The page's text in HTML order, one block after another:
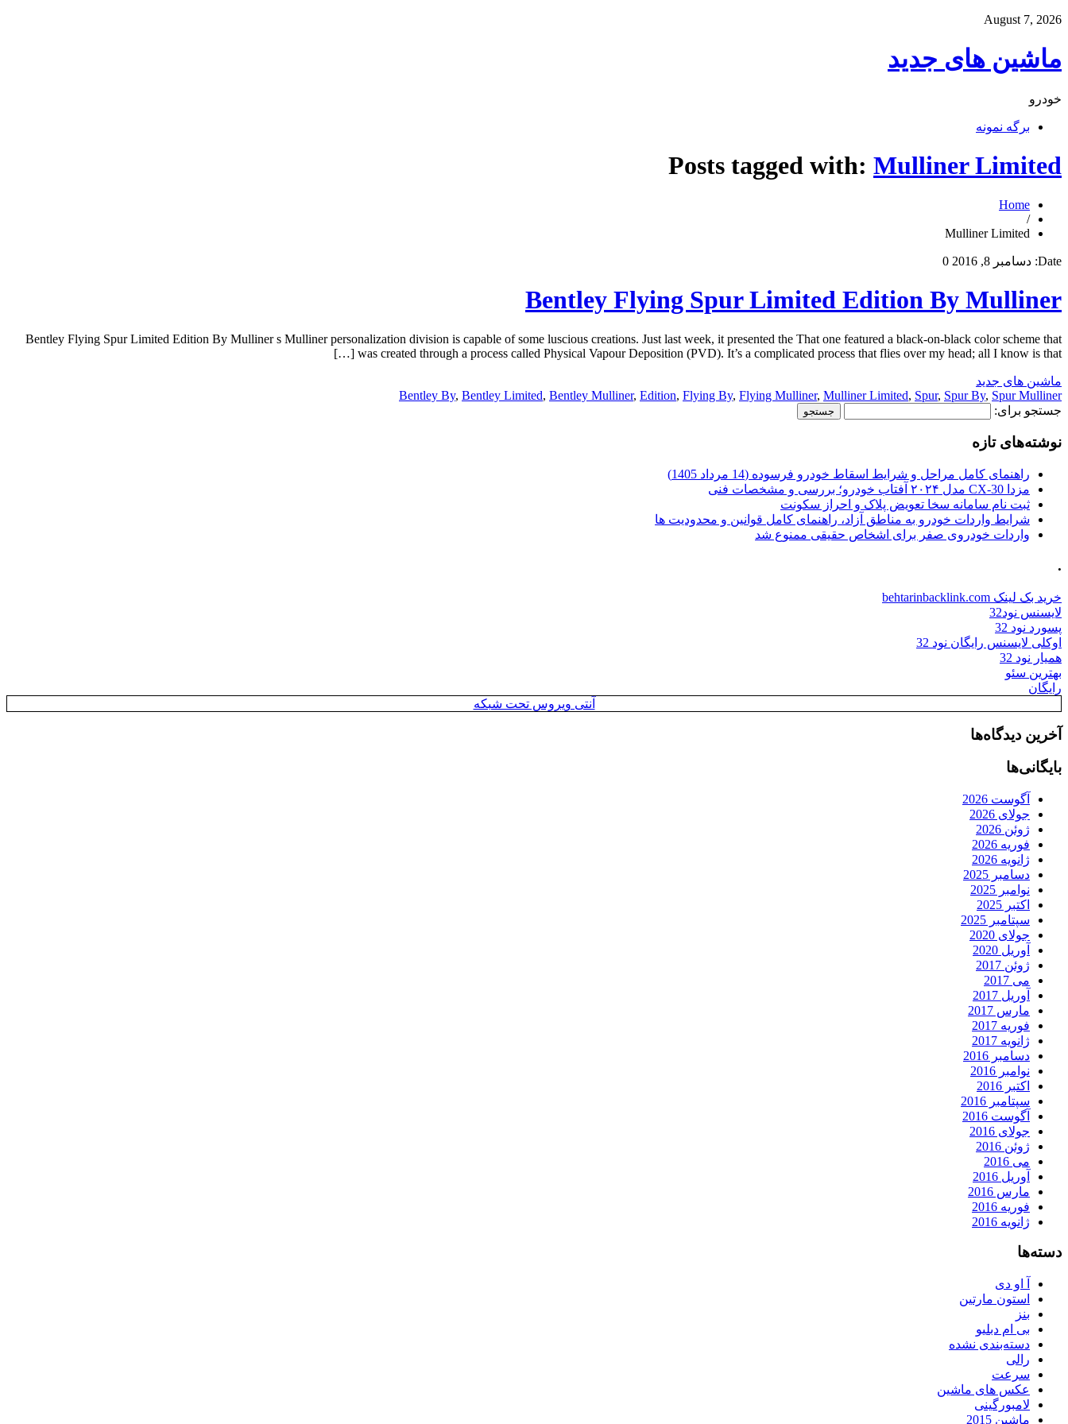
August 7, 2026
ماشین های جدید
خودرو
برگه نمونه
Posts tagged with: Mulliner Limited
Home
/
Mulliner Limited
Date: دسامبر 8, 2016 0
Bentley Flying Spur Limited Edition By Mulliner
Bentley Flying Spur Limited Edition By Mulliner s Mulliner personalization division is capable of some luscious creations. Just last week, it presented the That one featured a black-on-black color scheme that
was created through a process called Physical Vapour Deposition (PVD). It’s a complicated process that flies over my head; all I know is that […]
ماشین های جدید
Bentley By, Bentley Limited, Bentley Mulliner, Edition, Flying By, Flying Mulliner, Mulliner Limited, Spur, Spur By, Spur Mulliner
جستجو برای:
نوشته‌های تازه
راهنمای کامل مراحل و شرایط اسقاط خودرو فرسوده (14 مرداد 1405)
مزدا CX-30 مدل ۲۰۲۴ آفتاب خودرو؛ بررسی و مشخصات فنی
ثبت نام سامانه سخا تعویض پلاک و احراز سکونت
شرایط واردات خودرو به مناطق آزاد، راهنمای کامل قوانین و محدودیت ها
واردات خودروی صفر برای اشخاص حقیقی ممنوع شد
.
خرید بک لینک behtarinbacklink.com
لایسنس نود32
پسورد نود 32
اوکلی لایسنس رایگان نود 32
همیار نود 32
بهترین سئو
رایگان
آنتی ویروس تحت شبکه
آخرین دیدگاه‌ها
بایگانی‌ها
آگوست 2026
جولای 2026
ژوئن 2026
فوریه 2026
ژانویه 2026
دسامبر 2025
نوامبر 2025
اکتبر 2025
سپتامبر 2025
جولای 2020
آوریل 2020
ژوئن 2017
می 2017
آوریل 2017
مارس 2017
فوریه 2017
ژانویه 2017
دسامبر 2016
نوامبر 2016
اکتبر 2016
سپتامبر 2016
آگوست 2016
جولای 2016
ژوئن 2016
می 2016
آوریل 2016
مارس 2016
فوریه 2016
ژانویه 2016
دسته‌ها
آ او دی
استون مارتین
بنز
بی ام دبلیو
دسته‌بندی نشده
رالی
سرعت
عکس های ماشین
لامبورگینی
ماشین 2015